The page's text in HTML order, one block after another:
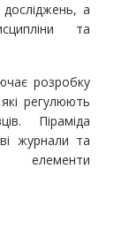
а
та
розробку
регулюють
Піраміда
журнали та